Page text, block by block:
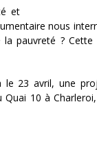
et
nous
pauvreté ?
23 avril, une
10 à